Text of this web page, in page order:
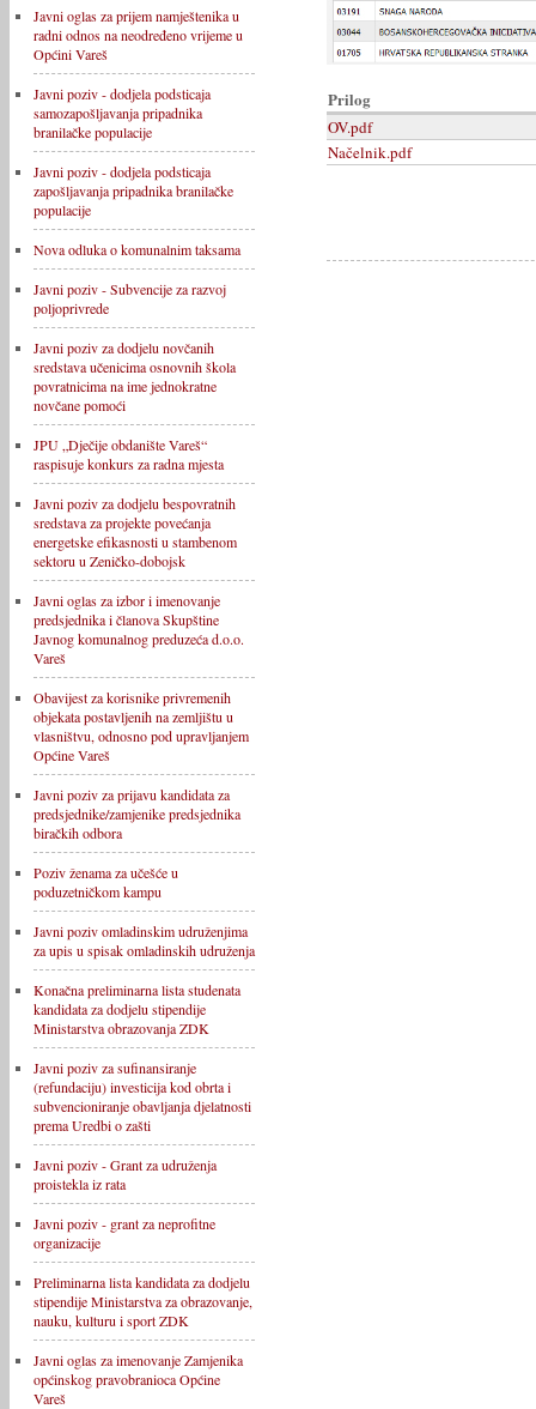
Javni oglas za prijem namještenika u
radni odnos na neodređeno vrijeme u
Općini Vareš
Javni poziv - dodjela podsticaja
samozapošljavanja pripadnika
branilačke populacije
Javni poziv - dodjela podsticaja
zapošljavanja pripadnika branilačke
populacije
Nova odluka o komunalnim taksama
Javni poziv - Subvencije za razvoj
poljoprivrede
Javni poziv za dodjelu novčanih
sredstava učenicima osnovnih škola
povratnicima na ime jednokratne
novčane pomoći
JPU „Dječije obdanište Vareš“
raspisuje konkurs za radna mjesta
Javni poziv za dodjelu bespovratnih
sredstava za projekte povećanja
energetske efikasnosti u stambenom
sektoru u Zeničko-dobojsk
Javni oglas za izbor i imenovanje
predsjednika i članova Skupštine
Javnog komunalnog preduzeća d.o.o.
Vareš
Obavijest za korisnike privremenih
objekata postavljenih na zemljištu u
vlasništvu, odnosno pod upravljanjem
Općine Vareš
Javni poziv za prijavu kandidata za
predsjednike/zamjenike predsjednika
biračkih odbora
Poziv ženama za učešće u
poduzetničkom kampu
Javni poziv omladinskim udruženjima
za upis u spisak omladinskih udruženja
Konačna preliminarna lista studenata
kandidata za dodjelu stipendije
Ministarstva obrazovanja ZDK
Javni poziv za sufinansiranje
(refundaciju) investicija kod obrta i
subvencioniranje obavljanja djelatnosti
prema Uredbi o zašti
Javni poziv - Grant za udruženja
proistekla iz rata
Javni poziv - grant za neprofitne
organizacije
Preliminarna lista kandidata za dodjelu
stipendije Ministarstva za obrazovanje,
nauku, kulturu i sport ZDK
Javni oglas za imenovanje Zamjenika
općinskog pravobranioca Općine
Vareš
Prilog
OV.pdf
Načelnik.pdf